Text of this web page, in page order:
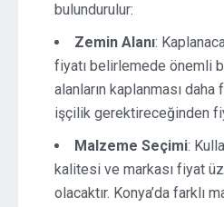
bulundurulur:
Zemin Alanı:
fiyatı belirlemede önemli
alanların kaplanması
işçilik gerektireceğinden
Malzeme Seçimi:
kalitesi ve markası fiyat
olacaktır. Konya’da farklı